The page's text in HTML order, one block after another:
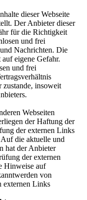
dieser Webseite
Der Anbieter dieser
für die Richtigkeit
und frei
Nachrichten. Die
eigene Gefahr.
und frei
zustande, insoweit
Webseiten
der Haftung der
der externen Links
die aktuelle und
hat der Anbieter
der externen
Hinweise auf
von
externen Links